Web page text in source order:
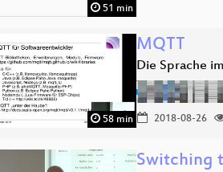
51 min
58 min
MQTT
Die Sprache
2018-08-26
Switching